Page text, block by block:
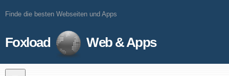
Finde die besten Webseiten und Apps
Foxload Web & Apps